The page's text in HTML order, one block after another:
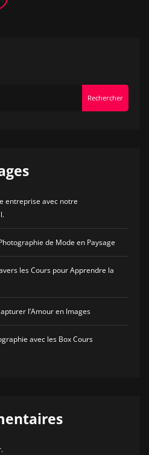
Rechercher
entreprise avec notre
de Mode en Paysage
les Cours pour Apprendre la
l’Amour en Images
avec les Box Cours